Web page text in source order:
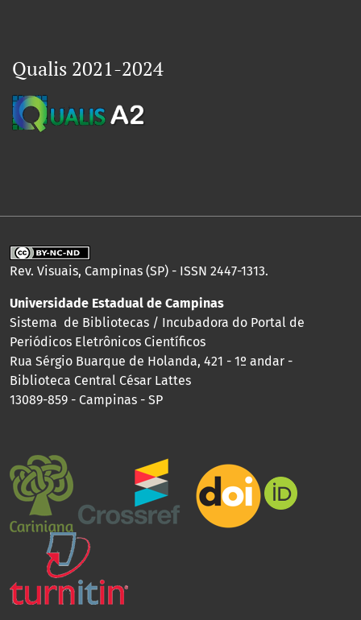
Qualis 2021-2024
Rev. Visuais, Campinas (SP) - ISSN 2447-1313.
Universidade Estadual de Campinas
Sistema de Bibliotecas / Incubadora do Portal de
Periódicos Eletrônicos Científicos
Rua Sérgio Buarque de Holanda, 421 - 1º andar -
Biblioteca Central César Lattes
13089-859 - Campinas - SP